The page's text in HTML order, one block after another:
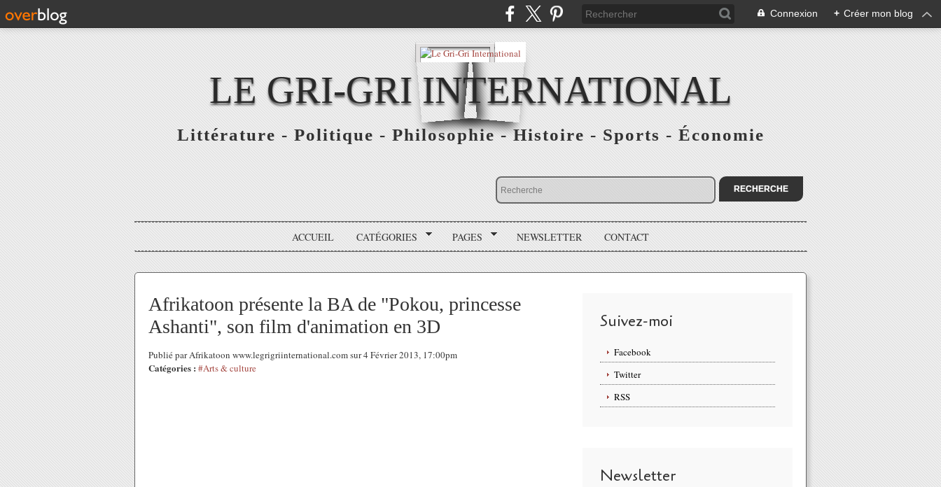
Connexion + Créer mon blog
LE GRI-GRI INTERNATIONAL
Littérature - Politique - Philosophie - Histoire - Sports - Économie
ACCUEIL CATÉGORIES PAGES NEWSLETTER CONTACT
Afrikatoon présente la BA de "Pokou, princesse
Ashanti", son film d'animation en 3D
Publié par Afrikatoon www.legrigriinternational.com sur 4 Février 2013, 17:00pm
Catégories : #Arts & culture
Suivez-moi
Facebook
Twitter
RSS
Newsletter